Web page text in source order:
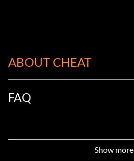
ABOUT CHEAT
FAQ
Show more